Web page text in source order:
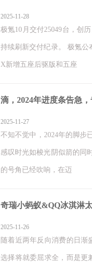
2025-11-28
极氪10月交付25049台，创
持续刷新交付纪录。 极氪公
X新增五座后驱版和五座
滴，2024年进度条告急
2025-11-27
不知不觉中，2024年的脚步
感叹时光如梭光阴似箭的同
的号角已经吹响，在迈
奇瑞小蚂蚁&QQ冰淇淋
2025-11-26
随着近两年反向消费的日
选择将就委屈求全，而是更